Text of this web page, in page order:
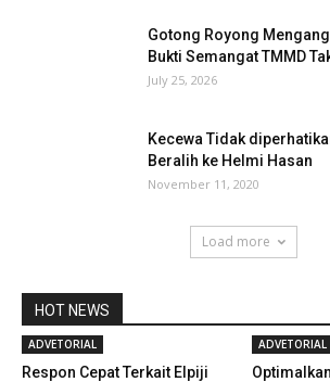
Gotong Royong
Bukti Semangat TMMD
July 25, 2026
Kecewa Tidak
Beralih ke Helmi Hasan
November 11, 2020
Load more
HOT NEWS
ADVETORIAL
Respon Cepat Terkait Elpiji
ADVETORIAL